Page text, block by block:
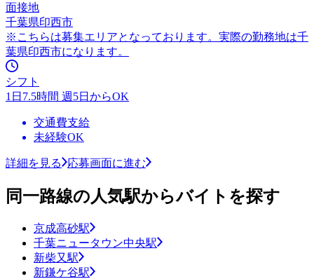
面接地
千葉県印西市
※こちらは募集エリアとなっております。実際の勤務地は千
葉県印西市になります。
シフト
1日7.5時間 週5日からOK
交通費支給
未経験OK
詳細を見る 応募画面に進む
同一路線の人気駅からバイトを探す
京成高砂駅
千葉ニュータウン中央駅
新柴又駅
新鎌ケ谷駅